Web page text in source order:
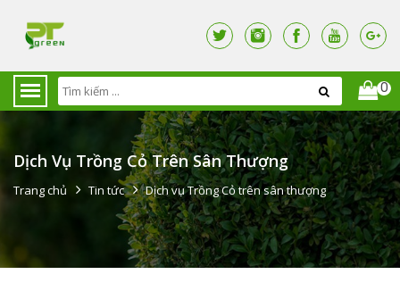
0
Dịch Vụ Trồng Cỏ Trên Sân Thượng
Trang chủ Tin tức Dịch vụ Trồng Cỏ trên sân thượng